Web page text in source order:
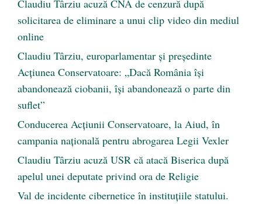
Claudiu Târziu acuză CNA de cenzură după
solicitarea de eliminare a unui clip video din mediul
online
Claudiu Târziu, europarlamentar și președinte
Acțiunea Conservatoare: „Dacă România își
abandonează ciobanii, își abandonează o parte din
suflet”
Conducerea Acțiunii Conservatoare, la Aiud, în
campania națională pentru abrogarea Legii Vexler
Claudiu Târziu acuză USR că atacă Biserica după
apelul unei deputate privind ora de Religie
Val de incidente cibernetice în instituțiile statului.